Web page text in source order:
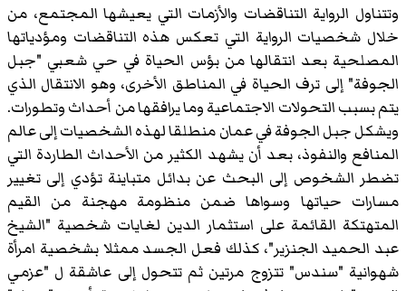
وتتناول الرواية التناقضات والأزمات التي يعيشها المجتمع، من
خلال شخصيات الرواية التي تعكس هذه التناقضات ومؤدياتها
المصلحية بعد انتقالها من بؤس الحياة في حي شعبي "جبل
الجوفة" إلى ترف الحياة في المناطق الأخرى، وهو الانتقال الذي
يتم بسبب التحولات الاجتماعية وما يرافقها من أحداث وتطورات.
ويشكل جبل الجوفة في عمان منطلقا لهذه الشخصيات إلى عالم
المنافع والنفوذ، بعد أن يشهد الكثير من الأحداث الطاردة التي
تضطر الشخوص إلى البحث عن بدائل متباينة تؤدي إلى تغيير
مسارات حياتها وسواها ضمن منظومة مهجنة من القيم
المتهتكة القائمة على استثمار الدين لغايات شخصية "الشيخ
عبد الحميد الجنزير"، كذلك فعل الجسد ممثلا بشخصية امرأة
شهوانية "سندس" تتزوج مرتين ثم تتحول إلى عاشقة ل "عزمي